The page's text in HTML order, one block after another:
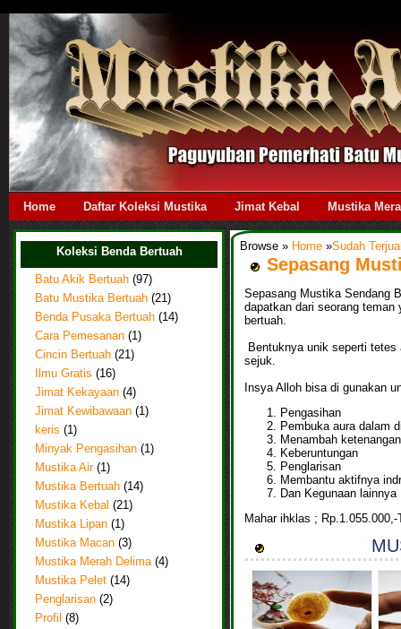
Home Daftar Koleksi Mustika Jimat Kebal Mustika
Koleksi Benda Bertuah
Batu Akik Bertuah (97)
Batu Mustika Bertuah (21)
Benda Pusaka Bertuah (14)
Cara Pemesanan (1)
Cincin Bertuah (21)
Ilmu Gratis (16)
Jimat Kekayaan (4)
Jimat Kewibawaan (1)
keris (1)
Minyak Pengasihan (1)
Mustika Air (1)
Mustika Bertuah (14)
Mustika Kebal (21)
Mustika Lipan (1)
Mustika Macan (3)
Mustika Merah Delima (4)
Mustika Pelet (14)
Penglarisan (2)
Profil (8)
Browse » Home»Sudah
Sepasang
Sepasang Mustika Sendang
dapatkan dari seorang teman
bertuah.
Bentuknya unik seperti tetes
sejuk.
Insya Alloh bisa di gunakan
Pengasihan
Pembuka aura dalam
Menambah ketenangan
Keberuntungan
Penglarisan
Membantu aktifnya
Dan Kegunaan lainnya
Mahar ihklas ; Rp.1.055.000,-